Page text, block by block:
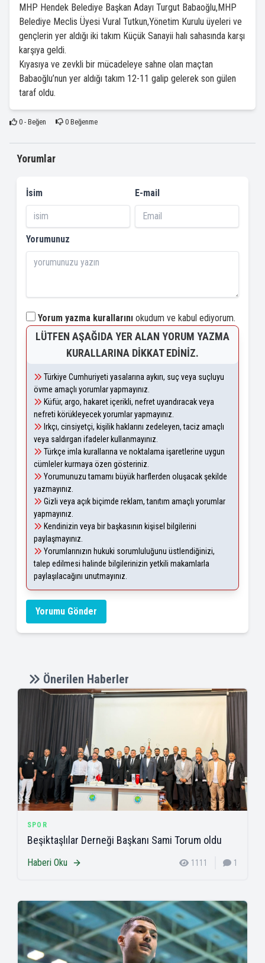
MHP Hendek Belediye Başkan Adayı Turgut Babaoğlu,MHP
Belediye Meclis Üyesi Vural Tutkun,Yönetim Kurulu üyeleri ve
gençlerin yer aldığı iki takım Küçük Sanayii halı sahasında karşı
karşıya geldi.
Kıyasıya ve zevkli bir mücadeleye sahne olan maçtan
Babaoğlu’nun yer aldığı takım 12-11 galip gelerek son gülen
taraf oldu.
0- Beğen 0Beğenme
Yorumlar
İsim E-mail
Yorumunuz
Yorum yazma kurallarını okudum ve kabul ediyorum.
LÜTFEN AŞAĞIDA YER ALAN YORUM YAZMA
KURALLARINA DIKKAT EDINIZ.
Türkiye Cumhuriyeti yasalarına aykırı, suç veya suçluyu
övme amaçlı yorumlar yapmayınız.
Küfür, argo, hakaret içerikli, nefret uyandıracak veya
nefreti körükleyecek yorumlar yapmayınız.
Irkçı, cinsiyetçi, kişilik haklarını zedeleyen, taciz amaçlı
veya saldırgan ifadeler kullanmayınız.
Türkçe imla kurallarına ve noktalama işaretlerine uygun
cümleler kurmaya özen gösteriniz.
Yorumunuzu tamamı büyük harflerden oluşacak şekilde
yazmayınız.
Gizli veya açık biçimde reklam, tanıtım amaçlı yorumlar
yapmayınız.
Kendinizin veya bir başkasının kişisel bilgilerini
paylaşmayınız.
Yorumlarınızın hukuki sorumluluğunu üstlendiğinizi,
talep edilmesi halinde bilgilerinizin yetkili makamlarla
paylaşılacağını unutmayınız.
Yorumu Gönder
Önerilen Haberler
SPOR
Beşiktaşlılar Derneği Başkanı Sami Torum oldu
Haberi Oku 1111 1